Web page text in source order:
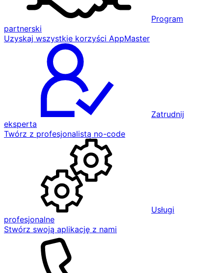
Program
partnerski
Uzyskaj wszystkie korzyści AppMaster
Zatrudnij
eksperta
Twórz z profesjonalistą no-code
Usługi
profesjonalne
Stwórz swoją aplikację z nami